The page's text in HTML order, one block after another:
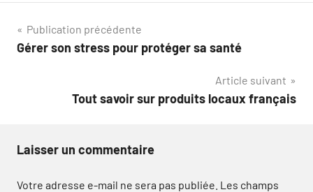
Navigation
de
Publication précédente
Gérer son stress pour protéger sa santé
Article suivant
Tout savoir sur produits locaux français
Laisser un commentaire
Votre adresse e-mail ne sera pas publiée. Les champs